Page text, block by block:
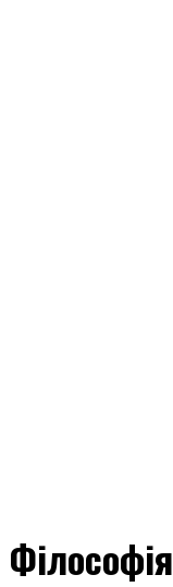
Філософія